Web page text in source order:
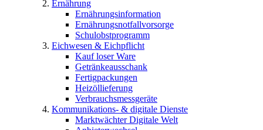
Ernährung
Ernährungsinformation
Ernährungsnotfallvorsorge
Schulobstprogramm
Eichwesen & Eichpflicht
Kauf loser Ware
Getränkeausschank
Fertigpackungen
Heizöllieferung
Verbrauchsmessgeräte
Kommunikations- & digitale Dienste
Marktwächter Digitale Welt